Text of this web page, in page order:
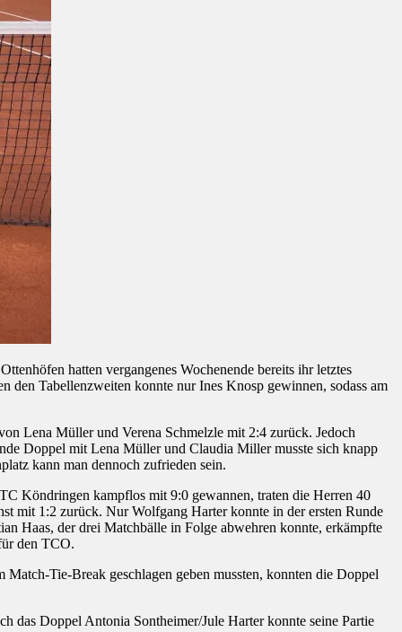
hatten vergangenes Wochenende bereits ihr letztes
Tabellenzweiten konnte nur Ines Knosp gewinnen, sodass am
Lena Müller und Verena Schmelzle mit 2:4 zurück. Jedoch
Doppel mit Lena Müller und Claudia Miller musste sich knapp
kann man dennoch zufrieden sein.
Köndringen kampflos mit 9:0 gewannen, traten die Herren 40
mit 1:2 zurück. Nur Wolfgang Harter konnte in der ersten Runde
Haas, der drei Matchbälle in Folge abwehren konnte, erkämpfte
den TCO.
Tie-Break geschlagen geben mussten, konnten die Doppel
das Doppel Antonia Sontheimer/Jule Harter konnte seine Partie